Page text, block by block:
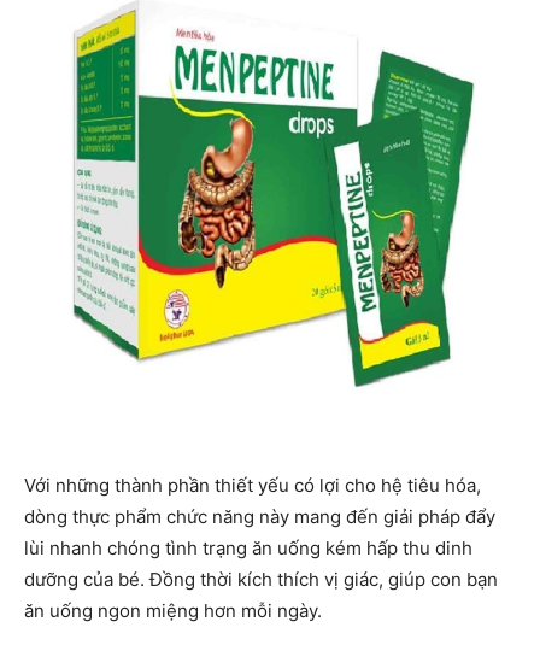
Với những thành phần thiết yếu có lợi cho hệ tiêu hóa,
dòng thực phẩm chức năng này mang đến giải pháp đẩy
lùi nhanh chóng tình trạng ăn uống kém hấp thu dinh
dưỡng của bé. Đồng thời kích thích vị giác, giúp con bạn
ăn uống ngon miệng hơn mỗi ngày.